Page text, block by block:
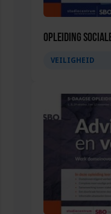
Opleiding
VEILIGHEID